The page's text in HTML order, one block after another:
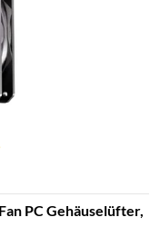
PC Gehäuselüfter,